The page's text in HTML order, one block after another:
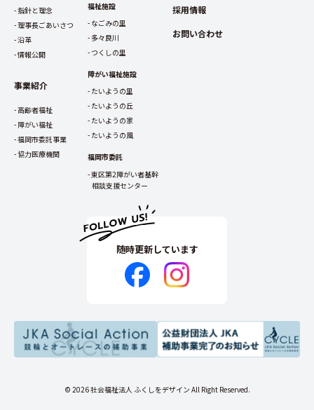
指針と理念
理事長ごあいさつ
沿革
情報公開
事業紹介
高齢者福祉
障がい福祉
福岡市委託事業
協力医療機関
福祉施設
なごみの里
多々良川
つくしの里
障がい福祉施設
たいようの里
たいようの丘
たいようの家
たいようの風
福岡市委託
東区第2障がい者基幹
相談支援センター
採用情報
お問い合わせ
随時更新しています
© 2026 社会福祉法人 ふくしをデザイン All Right Reserved.